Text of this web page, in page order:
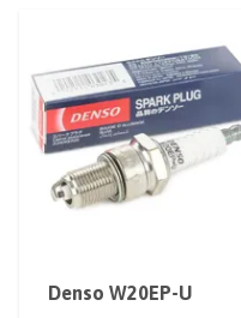
Denso W20EP-U